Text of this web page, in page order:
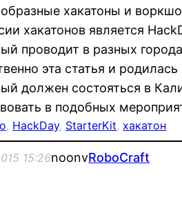
хакатоны и
хакатонов является
проводит в разных
эта статья и
должен состояться в
в подобных
, HackDay, StarterKit, хакатон
15:26noonvRoboCraft